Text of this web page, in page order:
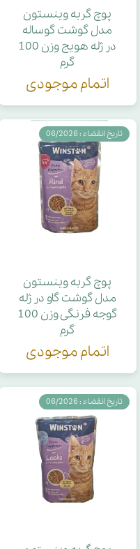
پوچ گربه وینستون
مدل گوشت گوساله
در ژله هویج وزن 100
گرم
اتمام موجودی
پوچ گربه وینستون
مدل گوشت گاو در ژله
گوجه فرنگی وزن 100
گرم
اتمام موجودی
تاریخ انقضاء : 06/2026
تاریخ انقضاء : 06/2026